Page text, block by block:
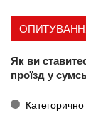
Як ви
проїзд у